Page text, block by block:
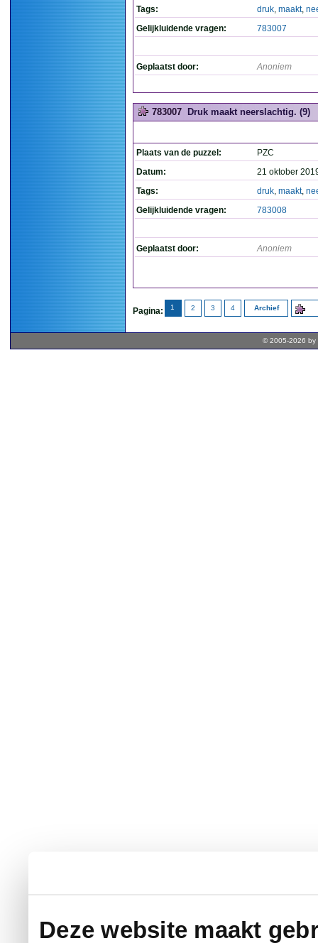
Deze website maakt
Tags:
druk, maakt,
Gelijkluidende vragen:
783007
Geplaatst door: Anoniem
783007 Druk maakt neerslachtig. (9)
Plaats van de puzzel:
PZC
Datum:
21 oktober
Tags:
druk, maakt,
Gelijkluidende vragen:
783008
Geplaatst door: Anoniem
Pagina: 1 2 3 4 Archief
© 2005-2026 by